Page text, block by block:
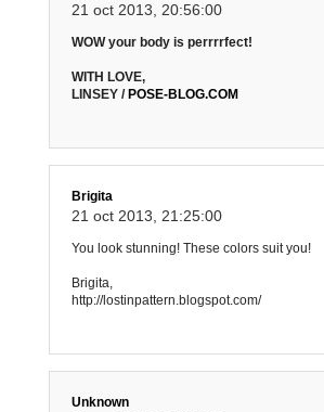
21 oct 2013, 20:56:00
WOW your body is perrrrfect!
WITH LOVE,
LINSEY / POSE-BLOG.COM
Brigita
21 oct 2013, 21:25:00
You look stunning! These colors suit you!
Brigita,
http://lostinpattern.blogspot.com/
Unknown